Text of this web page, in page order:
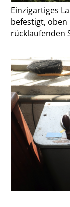
Einzigartiges
befestigt, oben
rücklaufenden